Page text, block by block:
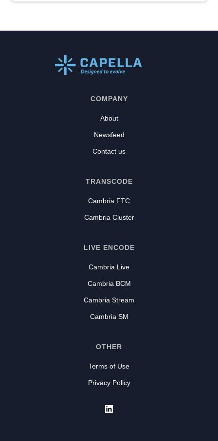
COMPANY
About
Newsfeed
Contact us
TRANSCODE
Cambria FTC
Cambria Cluster
LIVE ENCODE
Cambria Live
Cambria BCM
Cambria Stream
Cambria SM
OTHER
Terms of Use
Privacy Policy